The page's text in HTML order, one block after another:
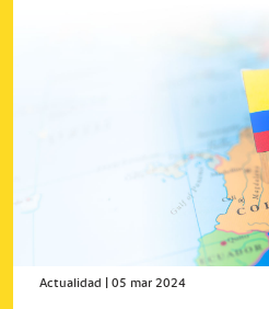
Actualidad 05 mar 2024